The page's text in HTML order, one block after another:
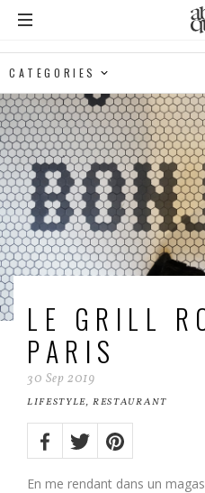
LE GRILL
PARIS
30 Sep 2019
LIFESTYLE,RESTAURANT
Share
on:Facebook
TwitterPinterest
En me rendant dans un